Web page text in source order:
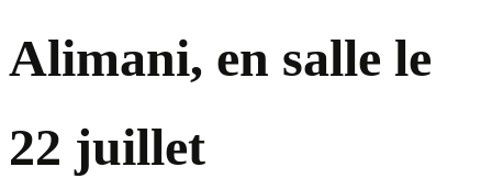
Alimani, en salle le
22 juillet